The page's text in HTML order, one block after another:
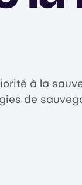
à la
de